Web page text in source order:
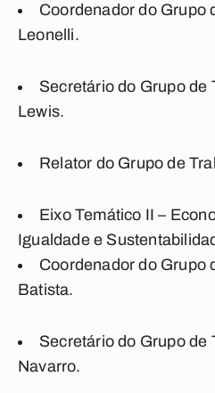
Coordenador do Grupo
Leonelli.
Secretário do Grupo de
Lewis.
Relator do Grupo de
Eixo Temático II –
Igualdade e
Coordenador do Grupo
Batista.
Secretário do Grupo de
Navarro.